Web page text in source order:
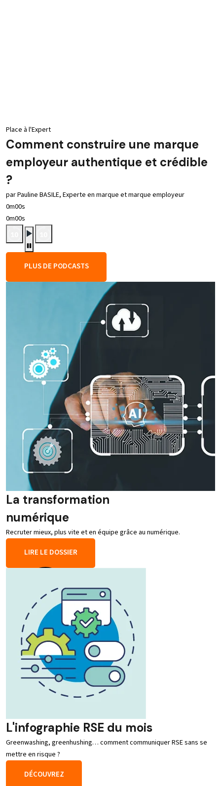
Place à l'Expert
Comment construire une marque
employeur authentique et crédible
?
par Pauline BASILE, Experte en marque et marque employeur
0m00s
0m00s
PLUS DE PODCASTS
La transformation
numérique
Recruter mieux, plus vite et en équipe grâce au numérique.
LIRE LE DOSSIER
L'infographie RSE du mois
Greenwashing, greenhushing… comment communiquer RSE sans se
mettre en risque ?
DÉCOUVREZ